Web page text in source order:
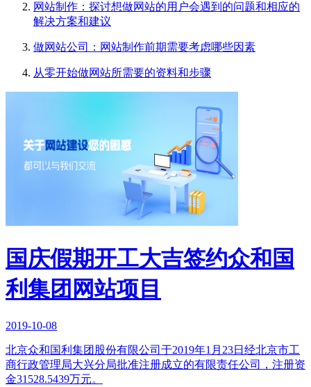
网站制作：探讨想做网站的用户会遇到的问题和相应的
解决方案和建议
做网站公司：网站制作前期需要考虑哪些因素
从零开始做网站所需要的资料和步骤
国庆假期开工大吉签约众和国
利集团网站项目
2019-10-08
北京众和国利集团股份有限公司于2019年1月23日经北京市工
商行政管理局大兴分局批准注册成立的有限责任公司，注册资
金31528.5439万元。